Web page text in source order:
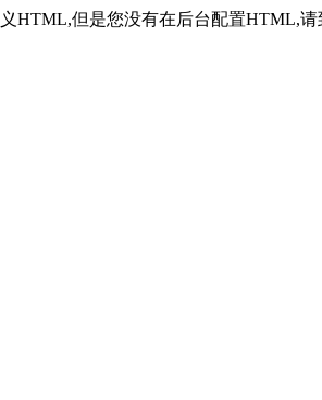
HTML,但是您没有在后台配置HTML,